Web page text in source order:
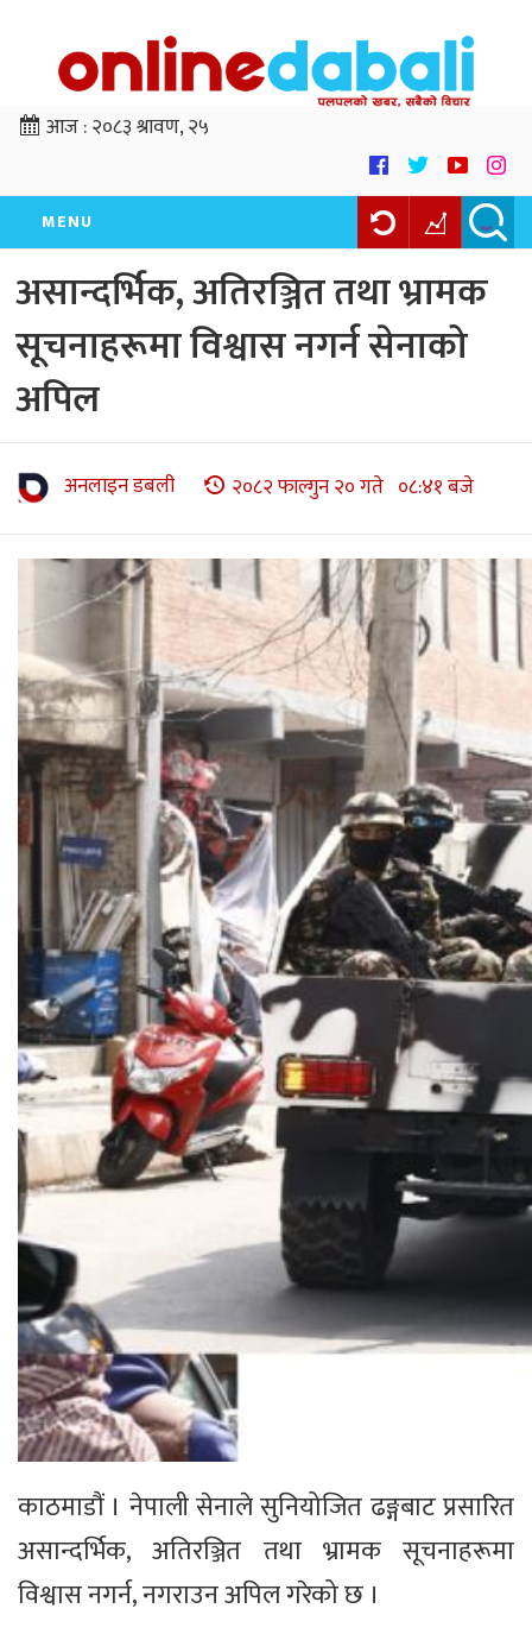
आज :२०८३ श्रावण, २५
MENU
असान्दर्भिक, अतिरञ्जित तथा भ्रामक
सूचनाहरूमा विश्वास नगर्न सेनाको
अपिल
अनलाइन डबली २०८२ फाल्गुन २० गते ०८:४१ बजे
काठमाडौं । नेपाली सेनाले सुनियोजित ढङ्गबाट प्रसारित
असान्दर्भिक, अतिरञ्जित तथा भ्रामक सूचनाहरूमा
विश्वास नगर्न, नगराउन अपिल गरेको छ ।